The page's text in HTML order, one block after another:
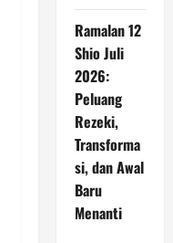
Ramalan 12
Shio Juli
2026:
Peluang
Rezeki,
Transforma
si, dan Awal
Baru
Menanti